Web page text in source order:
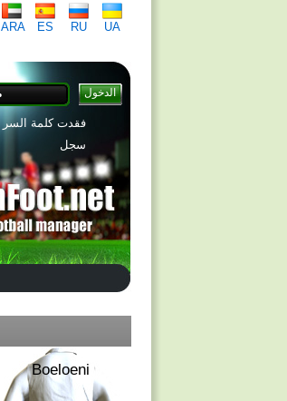
ARA ES RU
UA
فقدت كلمة السر
سجل
Boeloeni